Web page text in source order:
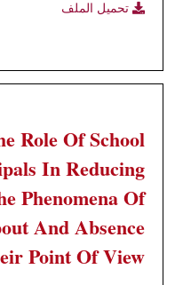
تحميل الملف
Role Of School
In Reducing
Phenomena Of
And Absence
Point Of View